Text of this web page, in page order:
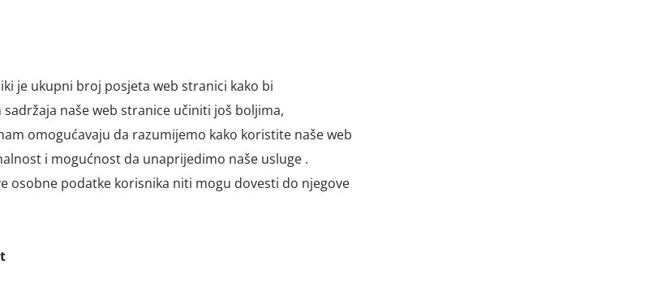
je ukupni broj posjeta web stranici kako bi
naše web stranice učiniti još boljima,
omogućavaju da razumijemo kako koristite naše web
i mogućnost da unaprijedimo naše usluge .
osobne podatke korisnika niti mogu dovesti do njegove